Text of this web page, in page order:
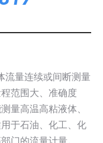
流量连续或间断测量
范围大、准确度
量高温高粘液体、
于石油、化工、化